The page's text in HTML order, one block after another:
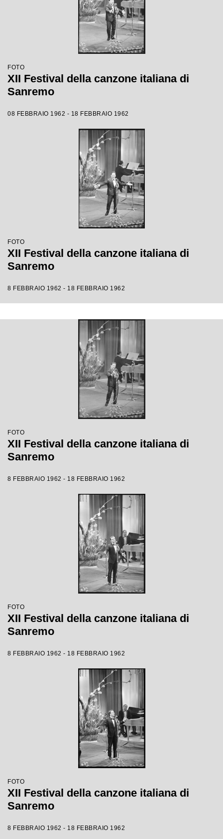
FOTO
XII Festival della canzone italiana di
Sanremo
08 FEBBRAIO 1962 - 18 FEBBRAIO 1962
FOTO
XII Festival della canzone italiana di
Sanremo
8 FEBBRAIO 1962 - 18 FEBBRAIO 1962
FOTO
XII Festival della canzone italiana di
Sanremo
8 FEBBRAIO 1962 - 18 FEBBRAIO 1962
FOTO
XII Festival della canzone italiana di
Sanremo
8 FEBBRAIO 1962 - 18 FEBBRAIO 1962
FOTO
XII Festival della canzone italiana di
Sanremo
8 FEBBRAIO 1962 - 18 FEBBRAIO 1962